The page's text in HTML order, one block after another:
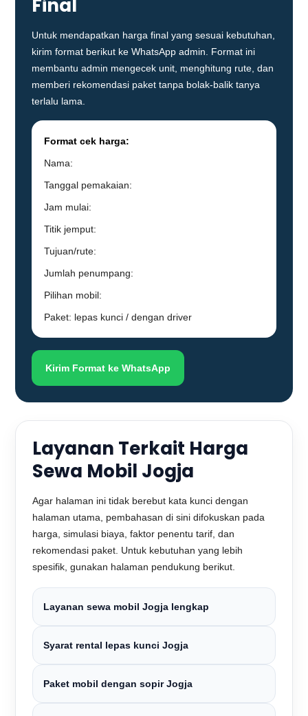
Final
Untuk mendapatkan harga final yang sesuai kebutuhan,
kirim format berikut ke WhatsApp admin. Format ini
membantu admin mengecek unit, menghitung rute, dan
memberi rekomendasi paket tanpa bolak-balik tanya
terlalu lama.
Format cek harga:
Nama:
Tanggal pemakaian:
Jam mulai:
Titik jemput:
Tujuan/rute:
Jumlah penumpang:
Pilihan mobil:
Paket: lepas kunci / dengan driver
Kirim Format ke WhatsApp
Layanan Terkait Harga
Sewa Mobil Jogja
Agar halaman ini tidak berebut kata kunci dengan
halaman utama, pembahasan di sini difokuskan pada
harga, simulasi biaya, faktor penentu tarif, dan
rekomendasi paket. Untuk kebutuhan yang lebih
spesifik, gunakan halaman pendukung berikut.
Layanan sewa mobil Jogja lengkap
Syarat rental lepas kunci Jogja
Paket mobil dengan sopir Jogja